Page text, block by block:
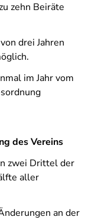
zehn Beiräte
drei Jahren
im Jahr vom
des Vereins
zwei Drittel der
aller
an der